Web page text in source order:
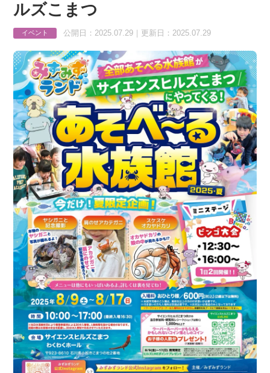
ルズこまつ
イベント 公開日：2025.07.29｜更新日：2025.07.29